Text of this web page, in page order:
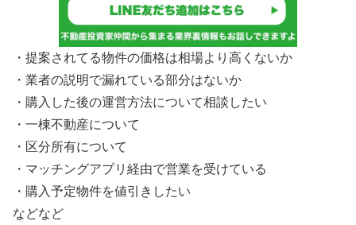
・提案されてる物件の価格は相場より高くないか
・業者の説明で漏れている部分はないか
・購入した後の運営方法について相談したい
・一棟不動産について
・区分所有について
・マッチングアプリ経由で営業を受けている
・購入予定物件を値引きしたい
などなど